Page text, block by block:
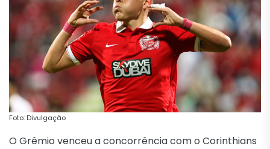
Foto: Divulgação
O Grêmio venceu a concorrência com o Corinthians